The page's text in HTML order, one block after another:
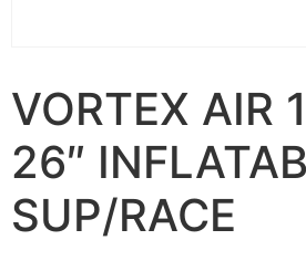
VORTEX AIR
26″
SUP/RACE